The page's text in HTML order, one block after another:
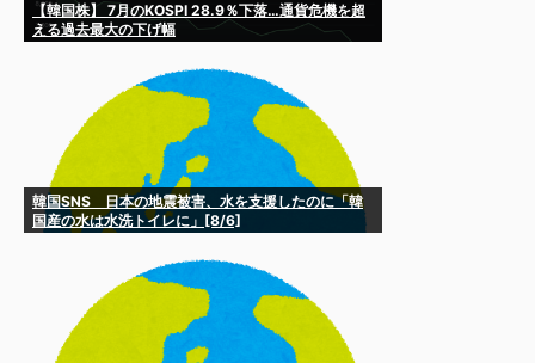
【韓国株】 7月のKOSPI 28.9％下落…通貨危機を超
える過去最大の下げ幅
韓国SNS 日本の地震被害、水を支援したのに「韓
国産の水は水洗トイレに」[8/6]